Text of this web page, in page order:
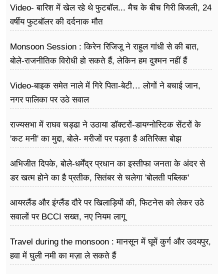
Video- बारिश में खेल रहे थे फुटबॉल... मैच के बीच गिरी बिजली, 24
वर्षीय फुटबॉलर की दर्दनाक मौत
Monsoon Session : किरेन रिजिजू ने राहुल गांधी से की बात,
बोले-राजनीतिक विरोधी हो सकते हैं, लेकिन हम दुश्मन नहीं हैं
Video-बाइक समेत नाले में गिरे पिता-बेटी… लोगों ने बचाई जान,
नगर पालिका पर उठे सवाल
राज्यसभा में राघव चड्ढा ने उठाया डॉक्टरों-डायग्नोस्टिक सेंटरों के
'कट मनी' का मुद्दा, बोले- मरीजों पर पड़ता है अ​तिरिक्त बोझ
अभिजीत दिपके, बोले-धर्मेंद्र प्रधान का इस्तीफा जनता के अंदर से
डर खत्म होने का है प्रतीक, सितंबर से चलेगा 'बोलती पब्लिक'
आयरलैंड और इंग्लैंड दौरे पर खिलाड़ियों की, फिटनेस को लेकर उठे
सवालों पर BCCI सख्त, नए नियम लागू
Travel during the monsoon : मानसून में घूमें कुर्ग और उदयपुर,
हवा में घुली नमी का मज़ा ले सकते हैं